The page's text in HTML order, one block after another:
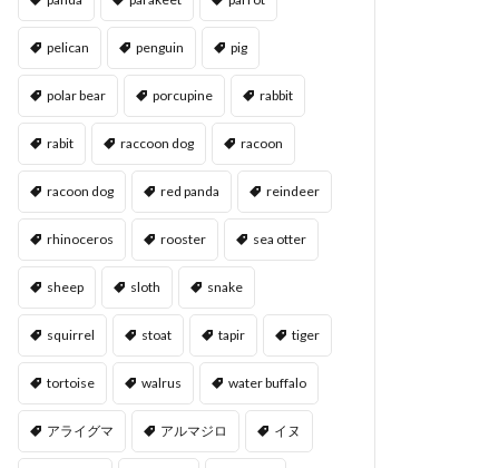
pelican penguin pig
polar bear porcupine rabbit
rabit raccoon dog racoon
racoon dog red panda reindeer
rhinoceros rooster sea otter
sheep sloth snake
squirrel stoat tapir tiger
tortoise walrus water buffalo
アライグマ アルマジロ イヌ